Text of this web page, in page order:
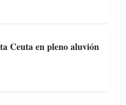
Ceuta en pleno aluvión